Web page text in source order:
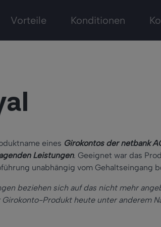
Vorteile Konditionen
eines Girokontos der netbank
Leistungen. Geeignet war das
unabhängig vom Gehaltseingang
beziehen sich auf das nicht mehr
Produkt heute unter anderem